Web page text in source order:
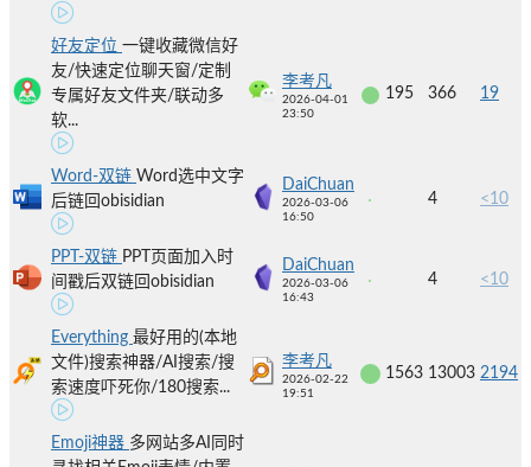
好友定位 一键收藏微信好
友/快速定位聊天窗/定制
专属好友文件夹/联动多
软...
李考凡
2026-04-01
23:50
195 366 19
Word-双链 Word选中文字
后链回obisidian
DaiChuan
2026-03-06
16:50
4 <10
PPT-双链 PPT页面加入时
间戳后双链回obisidian
DaiChuan
2026-03-06
16:43
4 <10
Everything 最好用的(本地
文件)搜索神器/AI搜索/搜
索速度吓死你/180搜索...
李考凡
2026-02-22
19:51
1563 13003 2194
Emoji神器 多网站多AI同时